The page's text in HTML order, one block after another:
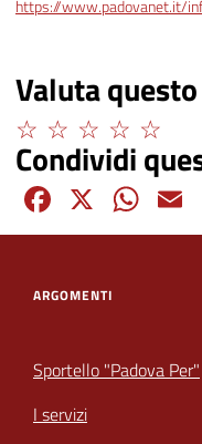
https://www.padovanet.it/
Valuta
Condividi
Facebook
X
ARGOMENTI
Sportello "Padova Per"
I servizi